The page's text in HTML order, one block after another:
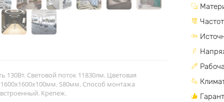
Световой поток 11830лм. Цветовая
S80мм. Способ монтажа
Крепеж.